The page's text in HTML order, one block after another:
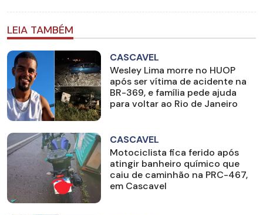
LEIA TAMBÉM
CASCAVEL
Wesley Lima morre no HUOP
após ser vítima de acidente na
BR-369, e família pede ajuda
para voltar ao Rio de Janeiro
CASCAVEL
Motociclista fica ferido após
atingir banheiro químico que
caiu de caminhão na PRC-467,
em Cascavel